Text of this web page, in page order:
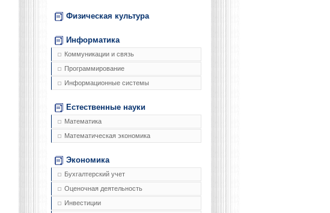
Физическая культура
Информатика
Коммуникации и связь
Программирование
Информационные системы
Естественные науки
Математика
Математическая экономика
Экономика
Бухгалтерский учет
Оценочная деятельность
Инвестиции